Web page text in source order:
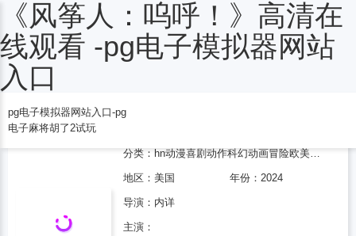
《风筝人：呜呼！》高清在
线观看 -pg电子模拟器网站
入口
pg电子模拟器网站入口-pg
电子麻将胡了2试玩
麻将胡了2试玩
分类： hn动漫喜剧 动作科幻动画冒险欧美动漫
地区： 美国 年份： 2024
导演： 内详
主演：